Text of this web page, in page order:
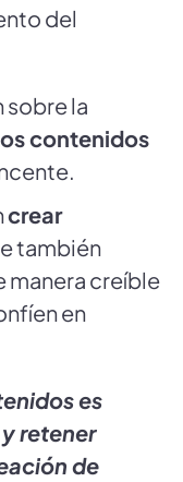
del
sobre la
contenidos
crear
también
manera creíble
en
es
retener
de